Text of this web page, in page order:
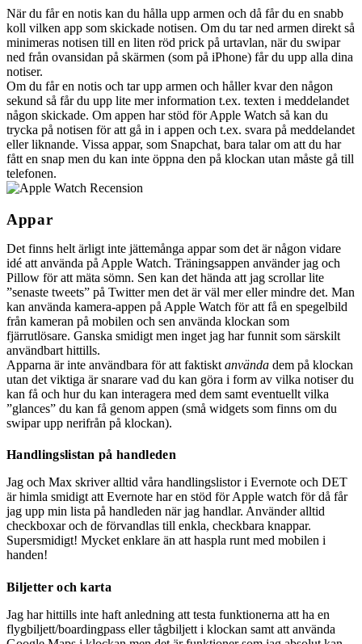
När du får en notis kan du hålla upp armen och då får du en snabb
koll vilken app som skickade notisen. Om du tar ned armen direkt så
minimeras notisen till en liten röd prick på urtavlan, när du swipar
ned från ovansidan på skärmen (som på iPhone) får du upp alla dina
notiser.
Om du får en notis och tar upp armen och håller kvar den någon
sekund så får du upp lite mer information t.ex. texten i meddelandet
någon skickade. Om appen har stöd för Apple Watch så kan du
trycka på notisen för att gå in i appen och t.ex. svara på meddelandet
eller liknande. Vissa appar, som Snapchat, bara talar om att du har
fått en snap men du kan inte öppna den på klockan utan måste gå till
telefonen.
Appar
Det finns helt ärligt inte jättemånga appar som det är någon vidare
idé att använda på Apple Watch. Träningsappen använder jag och
Pillow för att mäta sömn. Sen kan det hända att jag scrollar lite
”senaste tweets” på Twitter men det är väl mer eller mindre det. Man
kan använda kamera-appen på Apple Watch för att få en spegelbild
från kameran på mobilen och sen använda klockan som
fjärrutlösare. Ganska smidigt men inget jag har funnit som särskilt
användbart hittills.
Apparna är inte användbara för att faktiskt använda dem på klockan
utan det viktiga är snarare vad du kan göra i form av vilka notiser du
kan få och hur du kan interagera med dem samt eventuellt vilka
”glances” du kan få genom appen (små widgets som finns om du
swipar upp nerifrån på klockan).
Handlingslistan på handleden
Jag och Max skriver alltid våra handlingslistor i Evernote och DET
är himla smidigt att Evernote har en stöd för Apple watch för då får
jag upp min lista på handleden när jag handlar. Använder alltid
checkboxar och de förvandlas till enkla, checkbara knappar.
Supersmidigt! Mycket enklare än att haspla runt med mobilen i
handen!
Biljetter och karta
Jag har hittills inte haft anledning att testa funktionerna att ha en
flygbiljett/boardingpass eller tågbiljett i klockan samt att använda